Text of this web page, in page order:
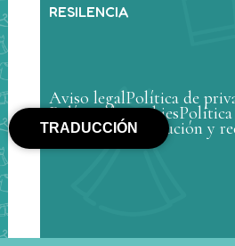
RESILENCIA
Aviso legalPolítica de
Política de cookiesPolítica
Política de devolución y
TRADUCCIÓN